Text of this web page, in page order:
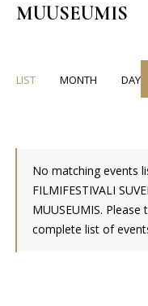
MUUSEUMIS
Event
LIST MONTH DAY
No matching events
FILMIFESTIVALI
MUUSEUMIS.
complete list of